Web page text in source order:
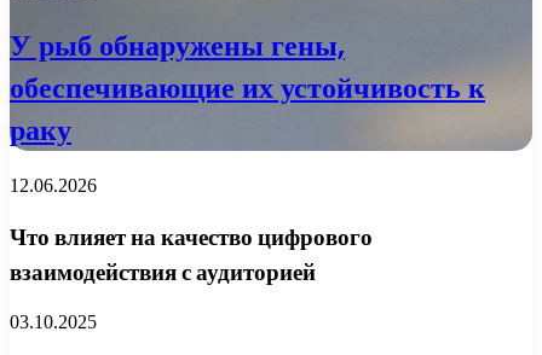
У рыб обнаружены гены,
обеспечивающие их устойчивость к
раку
12.06.2026
Что влияет на качество цифрового
взаимодействия с аудиторией
03.10.2025